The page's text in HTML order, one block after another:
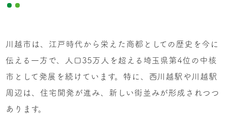
川越市は、江戸時代から栄えた商都としての歴史を今に
伝える一方で、人口35万人を超える埼玉県第4位の中核
市として発展を続けています。特に、西川越駅や川越駅
周辺は、住宅開発が進み、新しい街並みが形成されつつ
あります。